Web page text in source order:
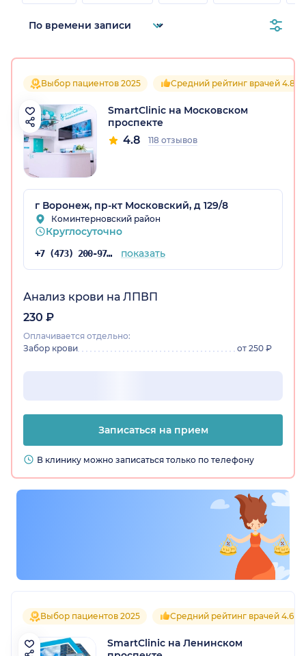
Выбор пациентов 2025 Средний рейтинг врачей 4.8
SmartClinic на Московском
проспекте
4.8 118 отзывов
г Воронеж, пр-кт Московский, д 129/8
Коминтерновский район
Круглосуточно
+7 (473) 200-97-34 показать
Анализ крови на ЛПВП
230 ₽
Оплачивается отдельно:
Забор крови
от 250 ₽
Записаться на прием
В клинику можно записаться только по телефону
Выбор пациентов 2025 Средний рейтинг врачей 4.6
SmartClinic на Ленинском